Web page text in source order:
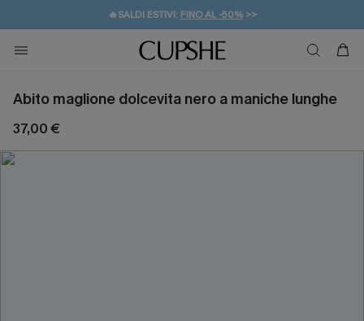
🔥SALDI ESTIVI: FINO AL -50%>>
🚚SPEDIZIONE GRATUITA DA 49€
💌REGALO PER I NUOVI: 20% DI SCONTO*
Abito maglione dolcevita nero a maniche lunghe
37,00 €